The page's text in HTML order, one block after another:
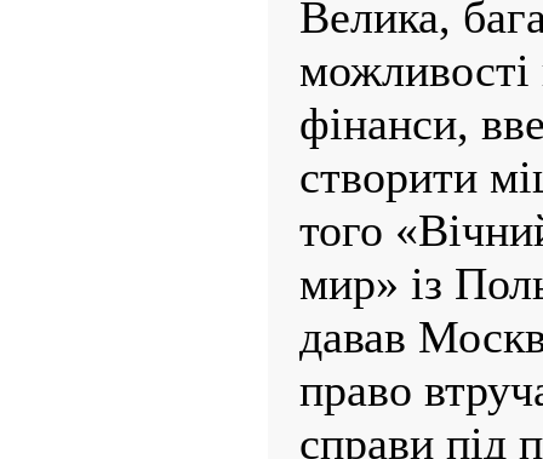
Велика,
можливості
фінанси,
створити
того
мир» із
давав
право
справи під